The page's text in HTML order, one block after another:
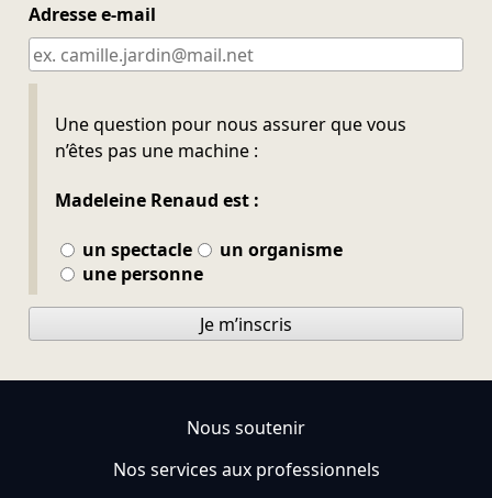
Adresse e-mail
Une question pour nous assurer que vous
n’êtes pas une machine :
Madeleine Renaud est :
un spectacle
un organisme
une personne
Ne pas remplir
Je m’inscris
Nous soutenir
Nos services aux professionnels